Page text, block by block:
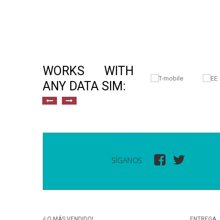
WORKS WITH
ANY DATA SIM:
SÍGANOS